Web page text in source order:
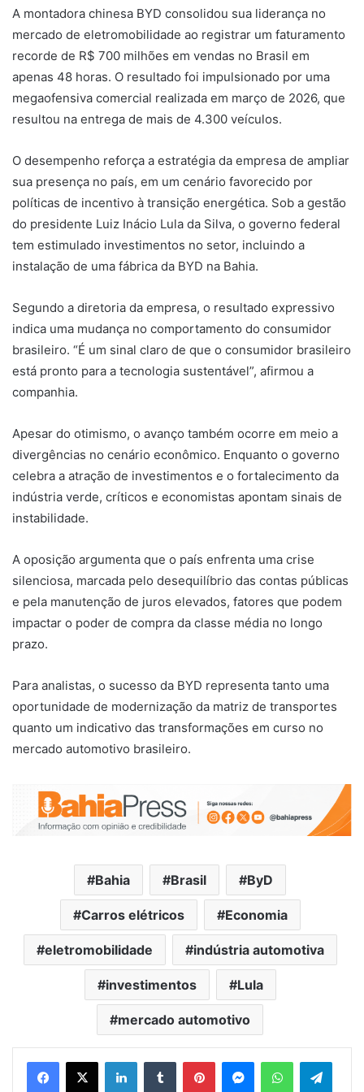
A montadora chinesa BYD consolidou sua liderança no
mercado de eletromobilidade ao registrar um faturamento
recorde de R$ 700 milhões em vendas no Brasil em
apenas 48 horas. O resultado foi impulsionado por uma
megaofensiva comercial realizada em março de 2026, que
resultou na entrega de mais de 4.300 veículos.
O desempenho reforça a estratégia da empresa de ampliar
sua presença no país, em um cenário favorecido por
políticas de incentivo à transição energética. Sob a gestão
do presidente Luiz Inácio Lula da Silva, o governo federal
tem estimulado investimentos no setor, incluindo a
instalação de uma fábrica da BYD na Bahia.
Segundo a diretoria da empresa, o resultado expressivo
indica uma mudança no comportamento do consumidor
brasileiro. “É um sinal claro de que o consumidor brasileiro
está pronto para a tecnologia sustentável”, afirmou a
companhia.
Apesar do otimismo, o avanço também ocorre em meio a
divergências no cenário econômico. Enquanto o governo
celebra a atração de investimentos e o fortalecimento da
indústria verde, críticos e economistas apontam sinais de
instabilidade.
A oposição argumenta que o país enfrenta uma crise
silenciosa, marcada pelo desequilíbrio das contas públicas
e pela manutenção de juros elevados, fatores que podem
impactar o poder de compra da classe média no longo
prazo.
Para analistas, o sucesso da BYD representa tanto uma
oportunidade de modernização da matriz de transportes
quanto um indicativo das transformações em curso no
mercado automotivo brasileiro.
Bahia Brasil ByD
Carros elétricos Economia
eletromobilidade indústria automotiva
investimentos Lula
mercado automotivo